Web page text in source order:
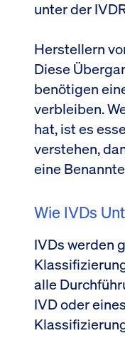
unter der
Herstellern
Diese
benötigen
verbleiben.
hat, ist es
verstehen,
eine
Wie IVDs
IVDs werden
alle
IVD oder